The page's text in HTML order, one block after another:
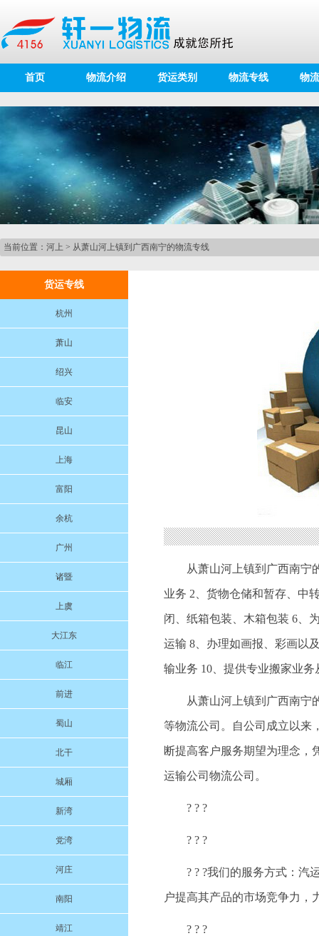
首页 物流介绍 货运类别 物流专线 物
当前位置： 河上 > 从萧山河上镇到广西南宁的物流专线
货运专线
杭州
萧山
绍兴
临安
昆山
上海
富阳
余杭
广州
诸暨
上虞
大江东
临江
前进
蜀山
北干
城厢
新湾
党湾
河庄
南阳
靖江
从萧山河上镇到广西南宁
业务 2、货物仓储和暂存、中
闭、纸箱包装、木箱包装 6、
运输 8、办理如画报、彩画以
输业务 10、提供专业搬家业
从萧山河上镇到广西南宁
等物流公司。自公司成立以来
断提高客户服务期望为理念，
运输公司物流公司。
? ? ?
? ? ?
? ? ?我们的服务方式：汽
户提高其产品的市场竞争力，
? ? ?